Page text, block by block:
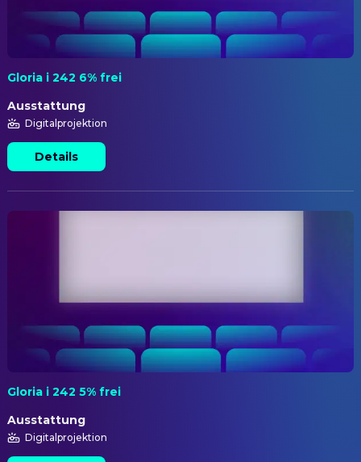
Gloria i 242 6% frei
Ausstattung
Digitalprojektion
Details
Gloria i 242 5% frei
Ausstattung
Digitalprojektion